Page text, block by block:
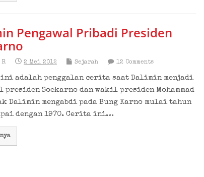
Pengawal Pribadi Presiden
R 2 Mei 2012 Sejarah 12 Comments
adalah penggalan cerita saat Dalimin menjadi
presiden Soekarno dan wakil presiden Mohammad
Dalimin mengabdi pada Bung Karno mulai tahun
dengan 1970. Cerita ini…